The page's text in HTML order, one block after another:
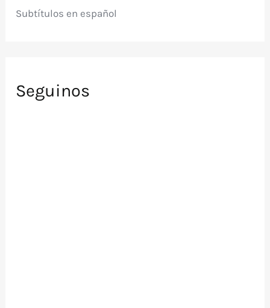
Subtítulos en español
Seguinos